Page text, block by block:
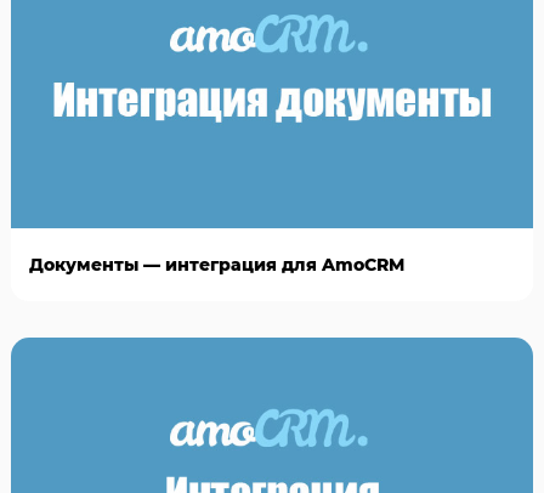
Документы — интеграция для AmoCRM